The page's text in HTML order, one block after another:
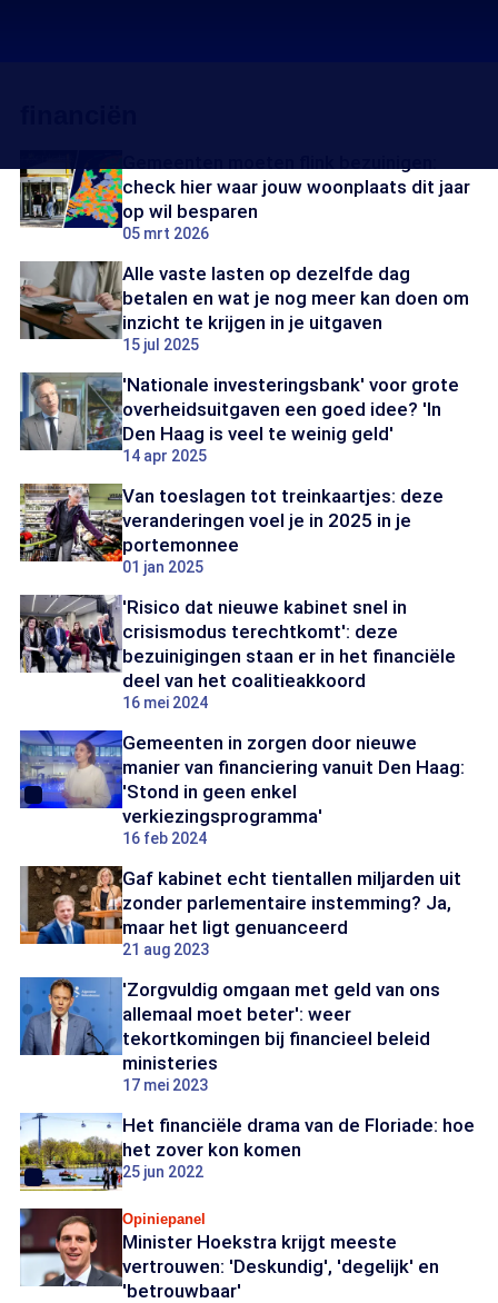
check hier waar jouw woonplaats dit jaar
op wil besparen
05 mrt 2026
Alle vaste lasten op dezelfde dag
betalen en wat je nog meer kan doen om
inzicht te krijgen in je uitgaven
15 jul 2025
'Nationale investeringsbank' voor grote
overheidsuitgaven een goed idee? 'In
Den Haag is veel te weinig geld'
14 apr 2025
Van toeslagen tot treinkaartjes: deze
veranderingen voel je in 2025 in je
portemonnee
01 jan 2025
'Risico dat nieuwe kabinet snel in
crisismodus terechtkomt': deze
bezuinigingen staan er in het financiële
deel van het coalitieakkoord
16 mei 2024
Gemeenten in zorgen door nieuwe
manier van financiering vanuit Den Haag:
'Stond in geen enkel
verkiezingsprogramma'
16 feb 2024
Gaf kabinet echt tientallen miljarden uit
zonder parlementaire instemming? Ja,
maar het ligt genuanceerd
21 aug 2023
'Zorgvuldig omgaan met geld van ons
allemaal moet beter': weer
tekortkomingen bij financieel beleid
ministeries
17 mei 2023
Het financiële drama van de Floriade: hoe
het zover kon komen
25 jun 2022
Opiniepanel
Minister Hoekstra krijgt meeste
vertrouwen: 'Deskundig', 'degelijk' en
'betrouwbaar'